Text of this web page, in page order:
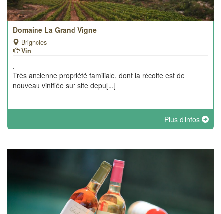
Domaine La Grand Vigne
Brignoles
Vin
.
Très ancienne propriété familiale, dont la récolte est de
nouveau vinifiée sur site depu[...]
Plus d'infos